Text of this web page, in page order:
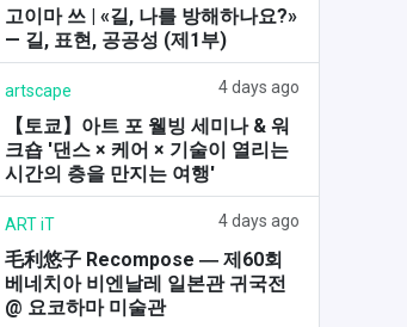
고이마 쓰 | «길, 나를 방해하나요?»
— 길, 표현, 공공성 (제1부)
artscape 4 days ago
【토쿄】아트 포 웰빙 세미나 & 워
크숍 '댄스 × 케어 × 기술이 열리는
시간의 층을 만지는 여행'
ART iT 4 days ago
毛利悠子 Recompose ― 제60회
베네치아 비엔날레 일본관 귀국전
@ 요코하마 미술관